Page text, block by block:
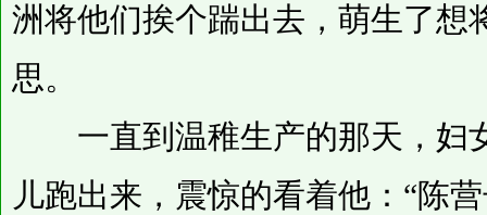
洲将他们挨个踹出去，萌生了想
思。
一直到温稚生产的那天，妇
儿跑出来，震惊的看着他：“陈